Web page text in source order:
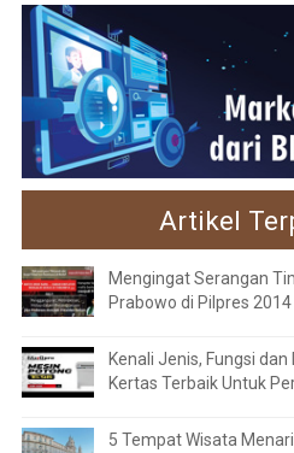
Artikel
Mengingat Serangan
Prabowo di Pilpres 2014
Kenali Jenis, Fungsi
Kertas Terbaik Untuk
5 Tempat Wisata